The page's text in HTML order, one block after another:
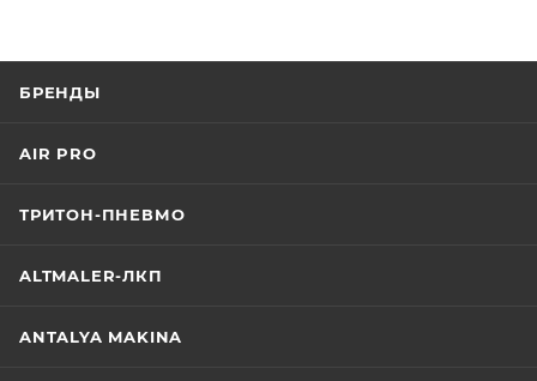
БРЕНДЫ
AIR PRO
ТРИТОН-ПНЕВМО
ALTMALER-ЛКП
ANTALYA MAKINA